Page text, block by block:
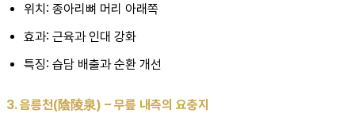
위치: 종아리뼈 머리 아래쪽
효과: 근육과 인대 강화
특징: 습담 배출과 순환 개선
3. 음릉천(陰陵泉) – 무릎 내측의 요충지